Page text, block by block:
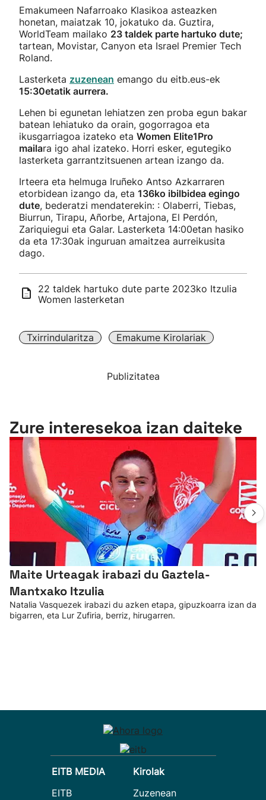
Emakumeen Nafarroako Klasikoa asteazken
honetan, maiatzak 10, jokatuko da. Guztira,
WorldTeam mailako 23 taldek parte hartuko dute;
tartean, Movistar, Canyon eta Israel Premier Tech
Roland.
Lasterketa zuzenean emango du eitb.eus-ek
15:30etatik aurrera.
Lehen bi egunetan lehiatzen zen proba egun bakar
batean lehiatuko da orain, gogorragoa eta
ikusgarriagoa izateko eta Women Elite1Pro
mailara igo ahal izateko. Horri esker, egutegiko
lasterketa garrantzitsuenen artean izango da.
Irteera eta helmuga Iruñeko Antso Azkarraren
etorbidean izango da, eta 136ko ibilbidea egingo
dute, bederatzi mendaterekin: : Olaberri, Tiebas,
Biurrun, Tirapu, Añorbe, Artajona, El Perdón,
Zariquiegui eta Galar. Lasterketa 14:00etan hasiko
da eta 17:30ak inguruan amaitzea aurreikusita
dago.
22 taldek hartuko dute parte 2023ko Itzulia
Women lasterketan
Txirrindularitza Emakume Kirolariak
Publizitatea
Zure interesekoa izan daiteke
Maite Urteagak irabazi du Gaztela-
Mantxako Itzulia
Natalia Vasquezek irabazi du azken etapa, gipuzkoarra izan da
bigarren, eta Lur Zufiria, berriz, hirugarren.
EITB MEDIA
EITB
Kirolak
Zuzenean